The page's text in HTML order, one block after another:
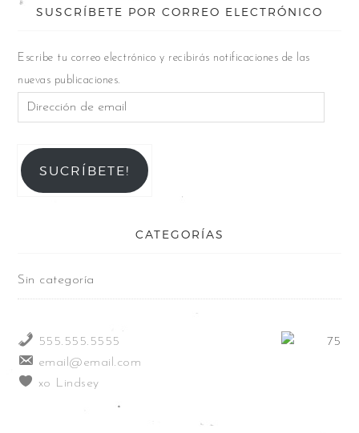
SUSCRÍBETE POR CORREO ELECTRÓNICO
Escribe tu correo electrónico y recibirás notificaciones de las
nuevas publicaciones.
SUCRÍBETE!
CATEGORÍAS
Sin categoría
555.555.5555
email@email.com
xo Lindsey